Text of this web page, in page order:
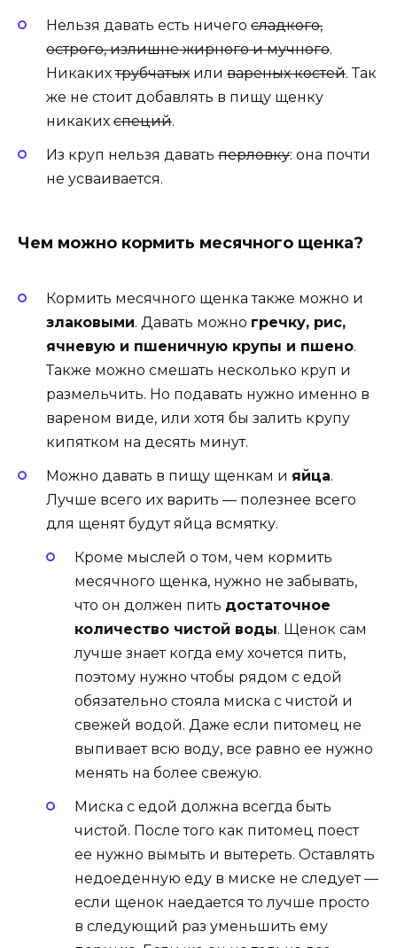
Нельзя давать есть ничего сладкого,
острого, излишне жирного и мучного.
Никакихтрубчатых или вареных костей. Так
же не стоит добавлять в пищу щенку
никаких специй.
Из круп нельзя давать перловку: она почти
не усваивается.
Чем можно кормить месячного щенка?
Кормить месячного щенка также можно и
злаковыми. Давать можно гречку, рис,
ячневую и пшеничную крупы и пшено.
Также можно смешать несколько круп и
размельчить. Но подавать нужно именно в
вареном виде, или хотя бы залить крупу
кипятком на десять минут.
Можно давать в пищу щенкам и яйца.
Лучше всего их варить — полезнее всего
для щенят будут яйца всмятку.
Кроме мыслей о том, чем кормить
месячного щенка, нужно не забывать,
что он должен пить достаточное
количество чистой воды. Щенок сам
лучше знает когда ему хочется пить,
поэтому нужно чтобы рядом с едой
обязательно стояла миска с чистой и
свежей водой. Даже если питомец не
выпивает всю воду, все равно ее нужно
менять на более свежую.
Миска с едой должна всегда быть
чистой. После того как питомец поест
ее нужно вымыть и вытереть. Оставлять
недоеденную еду в миске не следует —
если щенок наедается то лучше просто
в следующий раз уменьшить ему